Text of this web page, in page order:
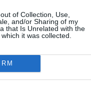
of Collection, Use,
and/or Sharing of my
that Is Unrelated with the
it was collected.
tanács, ha jobban
hétköznapokban
ház, amely a tengerre
– Villa...